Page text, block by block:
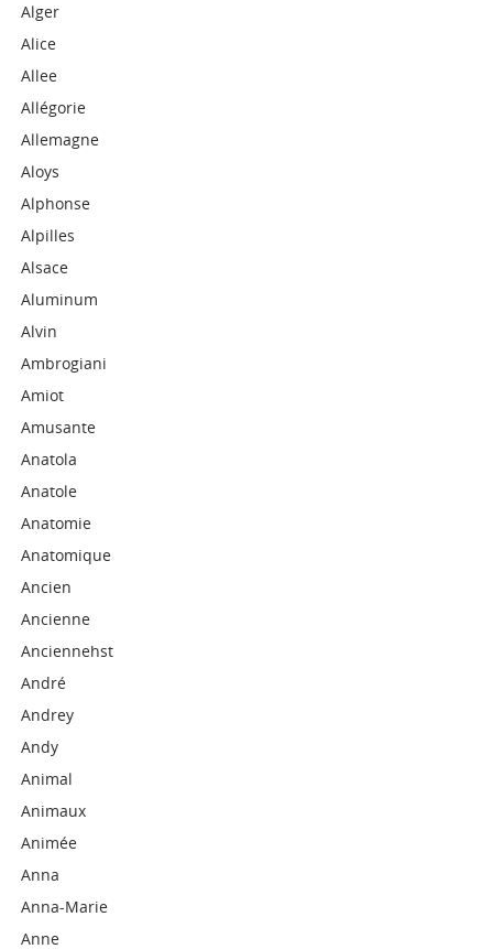
Alger
Alice
Allee
Allégorie
Allemagne
Aloys
Alphonse
Alpilles
Alsace
Aluminum
Alvin
Ambrogiani
Amiot
Amusante
Anatola
Anatole
Anatomie
Anatomique
Ancien
Ancienne
Anciennehst
André
Andrey
Andy
Animal
Animaux
Animée
Anna
Anna-Marie
Anne